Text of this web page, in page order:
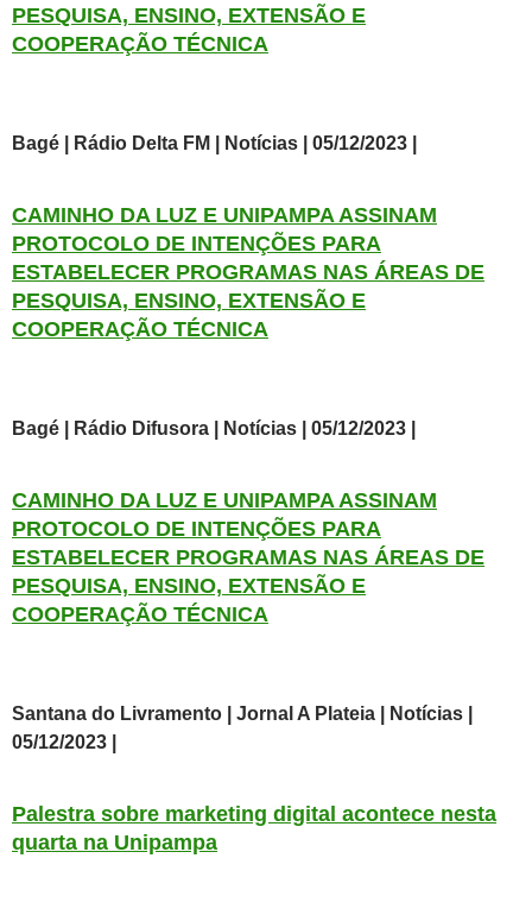
PESQUISA, ENSINO, EXTENSÃO E
COOPERAÇÃO TÉCNICA
Bagé | Rádio Delta FM | Notícias | 05/12/2023 |
CAMINHO DA LUZ E UNIPAMPA ASSINAM
PROTOCOLO DE INTENÇÕES PARA
ESTABELECER PROGRAMAS NAS ÁREAS DE
PESQUISA, ENSINO, EXTENSÃO E
COOPERAÇÃO TÉCNICA
Bagé | Rádio Difusora | Notícias | 05/12/2023 |
CAMINHO DA LUZ E UNIPAMPA ASSINAM
PROTOCOLO DE INTENÇÕES PARA
ESTABELECER PROGRAMAS NAS ÁREAS DE
PESQUISA, ENSINO, EXTENSÃO E
COOPERAÇÃO TÉCNICA
Santana do Livramento | Jornal A Plateia | Notícias |
05/12/2023 |
Palestra sobre marketing digital acontece nesta
quarta na Unipampa